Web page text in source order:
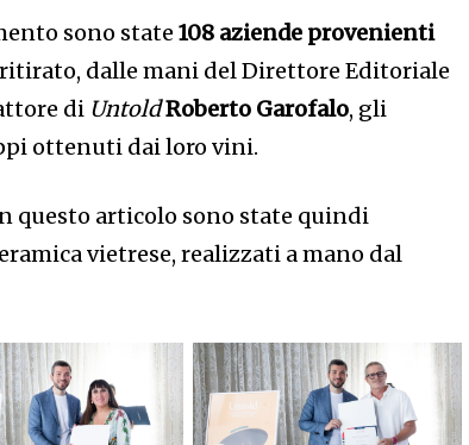
sono state108 aziende provenienti
dalle mani del Direttore Editoriale
di UntoldRoberto Garofalo, gli
ottenuti dai loro vini.
questo articolo sono state quindi
vietrese, realizzati a mano dal